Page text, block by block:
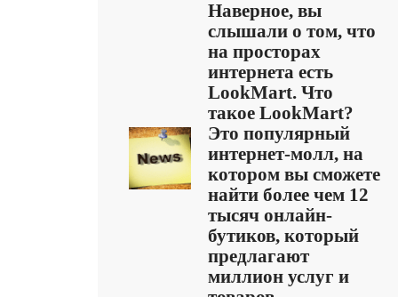
Наверное, вы
слышали о том, что
на просторах
интернета есть
LookMart. Что
такое LookMart?
Это популярный
интернет-молл, на
котором вы сможете
найти более чем 12
тысяч онлайн-
бутиков, который
предлагают
миллион услуг и